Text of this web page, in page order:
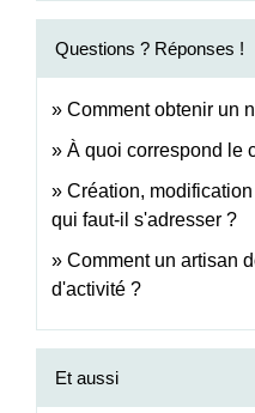
Questions ? Réponses !
Comment obtenir un
À quoi correspond le
Création,
qui faut-il s'adresser ?
Comment un artisan
d'activité ?
Et aussi